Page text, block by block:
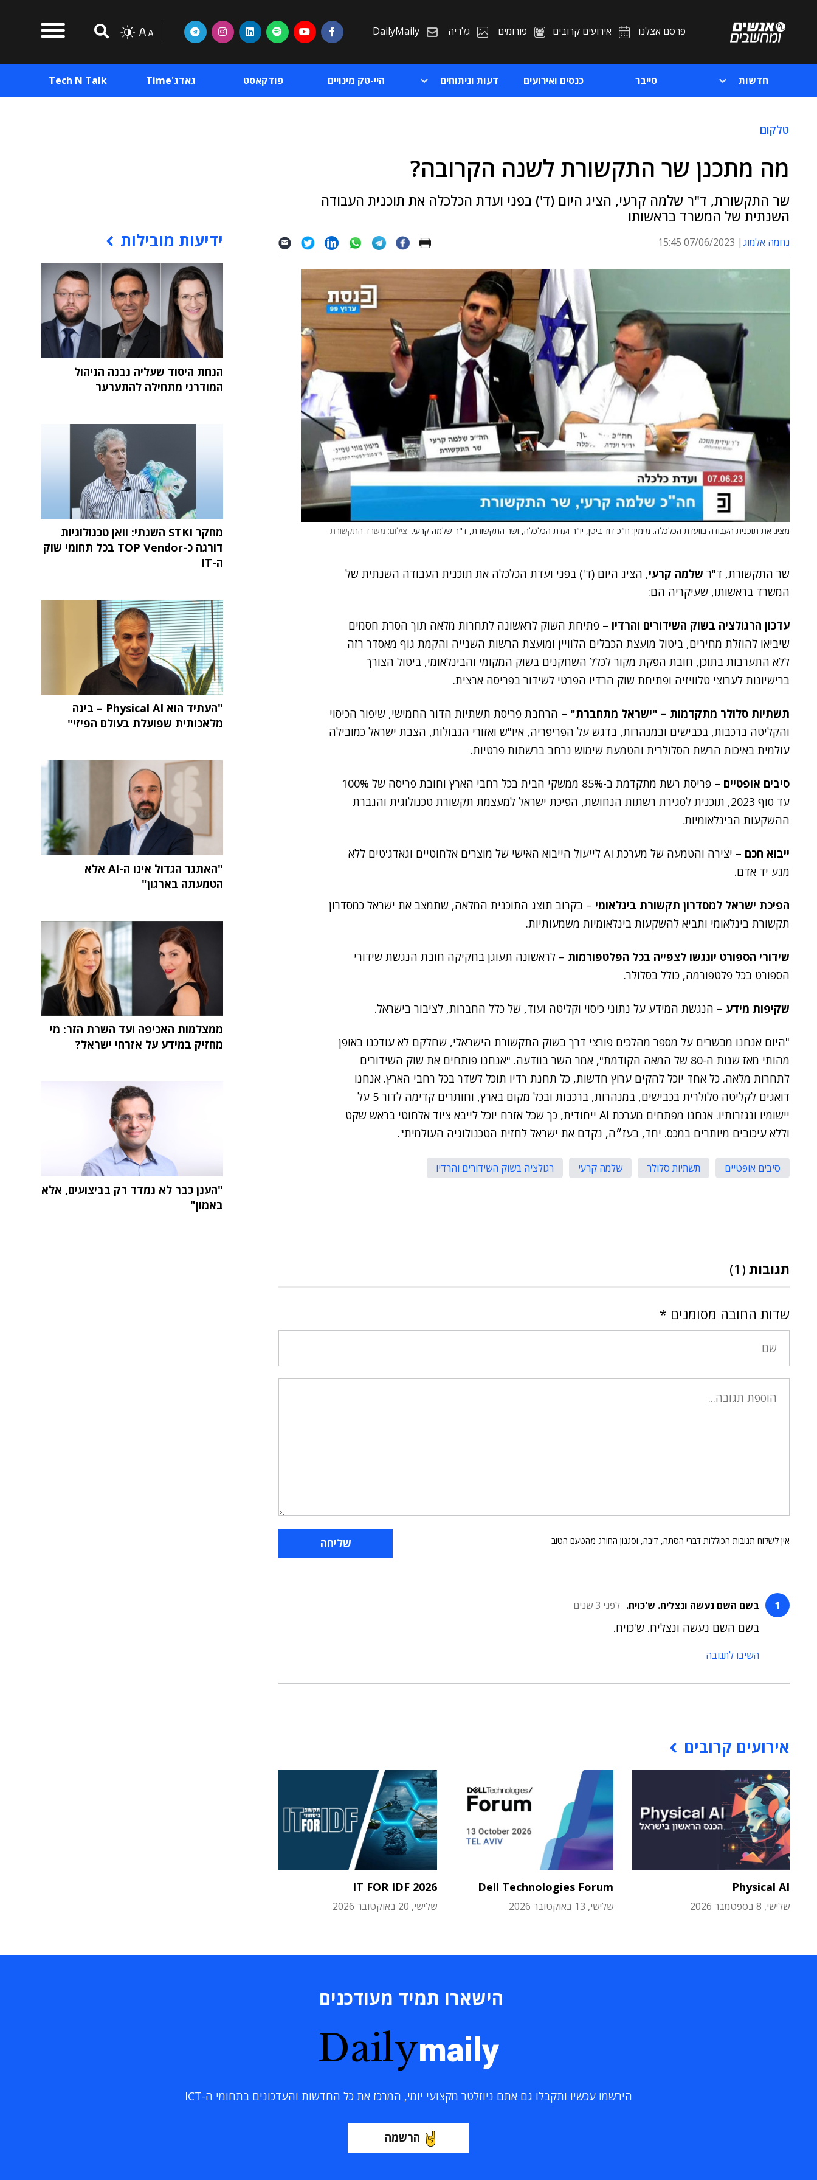
פרסם אצלנו אירועים קרובים פורומים גלריה DailyMaily
חדשות סייבר כנסים ואירועים דעות וניתוחים היי-טק מינויים פודקאסט גאדג'Time Tech N Talk
טלקום
מה מתכנן שר התקשורת לשנה הקרובה?
שר התקשורת, ד"ר שלמה קרעי, הציג היום (ד') בפני ועדת הכלכלה את תוכנית העבודה
השנתית של המשרד בראשותו
נחמה אלמוג 07/06/2023 15:45
מציג את תוכנית העבודה בוועדת הכלכלה. מימין: ח"כ דוד ביטן, יו"ר ועדת הכלכלה, ושר התקשורת, ד"ר שלמה קרעי. צילום: משרד התקשורת
שר התקשורת, ד"ר שלמה קרעי, הציג היום (ד') בפני ועדת הכלכלה את תוכנית העבודה השנתית של
המשרד בראשותו, שעיקריה הם:
עדכון הרגולציה בשוק השידורים והרדיו – פתיחת השוק לראשונה לתחרות מלאה תוך הסרת חסמים
שיביאו להוזלת מחירים, ביטול מועצת הכבלים הלוויין ומועצת הרשות השנייה והקמת גוף מאסדר רזה
ללא התערבות בתוכן, חובת הפקת מקור לכלל השחקנים בשוק המקומי והבינלאומי, ביטול הצורך
ברישיונות לערוצי טלוויזיה ופתיחת שוק הרדיו הפרטי לשידור בפריסה ארצית.
תשתיות סלולר מתקדמות – "ישראל מתחברת" – הרחבת פריסת תשתיות הדור החמישי, שיפור הכיסוי
והקליטה ברכבות, בכבישים ובמנהרות, בדגש על הפריפריה, איו"ש ואזורי הגבולות, הצבת ישראל כמובילה
עולמית באיכות הרשת הסלולרית והטמעת שימוש נרחב ברשתות פרטיות.
סיבים אופטיים
– פריסת רשת מתקדמת ב-85% ממשקי הבית בכל רחבי הארץ וחובת פריסה של 100%
עד סוף 2023, תוכנית לסגירת רשתות הנחושת, הפיכת ישראל למעצמת תקשורת טכנולוגית והגברת
ההשקעות הבינלאומיות.
ייבוא חכם
– יצירה והטמעה של מערכת AI לייעול הייבוא האישי של מוצרים אלחוטיים וגאדג'טים ללא
מגע יד אדם.
הפיכת ישראל למסדרון תקשורת בינלאומי – בקרוב תוצג התוכנית המלאה, שתמצב את ישראל כמסדרון
תקשורת בינלאומי ותביא להשקעות בינלאומיות משמעותיות.
שידורי הספורט יונגשו לצפייה בכל הפלטפורמות – לראשונה תעוגן בחקיקה חובת הנגשת שידורי
הספורט בכל פלטפורמה, כולל בסלולר.
שקיפות מידע – הנגשת המידע על נתוני כיסוי וקליטה ועוד, של כלל החברות, לציבור בישראל.
"היום אנחנו מבשרים על מספר מהלכים פורצי דרך בשוק התקשורת הישראלי, שחלקם לא עודכנו באופן
מהותי מאז שנות ה-80 של המאה הקודמת", אמר השר בוודעה. "אנחנו פותחים את שוק השידורים
לתחרות מלאה. כל אחד יוכל להקים ערוץ חדשות, כל תחנת רדיו תוכל לשדר בכל רחבי הארץ. אנחנו
דואגים לקליטה סלולרית בכבישים, במנהרות, ברכבות ובכל מקום בארץ, וחותרים קדימה לדור 5 על
יישומיו ונגזרותיו. אנחנו מפתחים מערכת AI ייחודית, כך שכל אזרח יוכל לייבא ציוד אלחוטי בראש שקט
וללא עיכובים מיותרים במכס. יחד, בעז״ה, נקדם את ישראל לחזית הטכנולוגיה העולמית".
סיבים אופטיים תשתיות סלולר שלמה קרעי רגולציה בשוק השידורים והרדיו
תגובות (1)
שדות החובה מסומנים *
אין לשלוח תגובות הכוללות דברי הסתה, דיבה, וסגנון החורג מהטעם הטוב
בשם השם נעשה ונצליח. ש'כויח. לפני 3 שנים
בשם השם נעשה ונצליח. ש'כויח.
השיבו לתגובה
אירועים קרובים
Physical AI
שלישי, 8 בספטמבר 2026
Dell Technologies Forum
שלישי, 13 באוקטובר 2026
IT FOR IDF 2026
שלישי, 20 באוקטובר 2026
ידיעות מובילות
הנחת היסוד שעליה נבנה הניהול
המודרני מתחילה להתערער
מחקר STKI השנתי: וואן טכנולוגיות
דורגה כ-TOP Vendor בכל תחומי שוק
ה-IT
"העתיד הוא Physical AI – בינה
מלאכותית שפועלת בעולם הפיזי"
"האתגר הגדול אינו ה-AI אלא
הטמעתה בארגון"
ממצלמות האכיפה ועד השרת הזר: מי
מחזיק במידע על אזרחי ישראל?
"הענן כבר לא נמדד רק בביצועים, אלא
באמון"
הישארו תמיד מעודכנים
Dailymaily
הירשמו עכשיו ותקבלו גם אתם ניוזלטר מקצועי יומי, המרכז את כל החדשות והעדכונים בתחומי ה-ICT
הרשמה